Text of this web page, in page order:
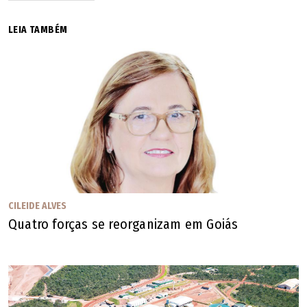
Goianésia
Goiatuba
Gouvelândia
Guaraíta
peças e móveis artesanais. O histórico profissional dele
móveis e mobilizador cultural.
Artista plástico Wagnão era bisneto de Joaquim Lúcio de Morais (Arquivo Pessoal
/ Murah Lemos)
LEIA TAMBÉM
CILEIDE ALVES
Quatro forças se reorganizam em Goiás